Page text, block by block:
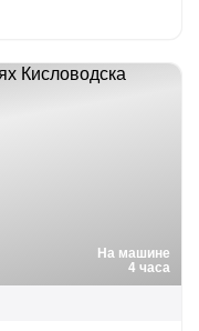
На машине
4 часа